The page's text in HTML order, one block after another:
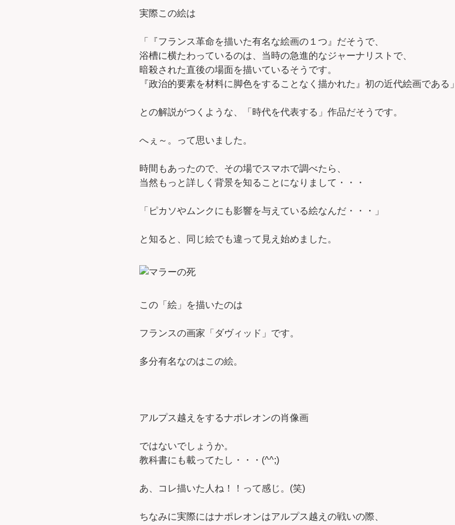
実際この絵は
「『フランス革命を描いた有名な絵画の１つ』だそうで、
浴槽に横たわっているのは、当時の急進的なジャーナリストで、
暗殺された直後の場面を描いているそうです。
『政治的要素を材料に脚色をすることなく描かれた』初の近代絵画である」
との解説がつくような、「時代を代表する」作品だそうです。
へぇ～。って思いました。
時間もあったので、その場でスマホで調べたら、
当然もっと詳しく背景を知ることになりまして・・・
「ピカソやムンクにも影響を与えている絵なんだ・・・」
と知ると、同じ絵でも違って見え始めました。
この「絵」を描いたのは
フランスの画家「ダヴィッド」です。
多分有名なのはこの絵。
アルプス越えをするナポレオンの肖像画
ではないでしょうか。
教科書にも載ってたし・・・(^^;)
あ、コレ描いた人ね！！って感じ。(笑)
ちなみに実際にはナポレオンはアルプス越えの戦いの際、